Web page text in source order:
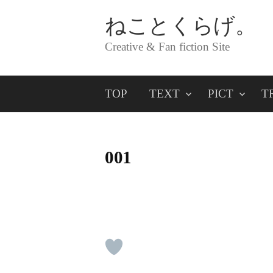
ン
ねことくらげ。
Creative & Fan fiction Site
TOP TEXT PICT
001